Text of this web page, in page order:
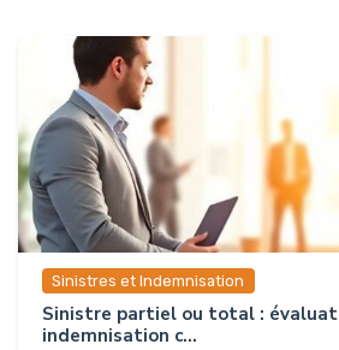
Sinistres et Indemnisation
Sinistre partiel ou total :
indemnisation c...